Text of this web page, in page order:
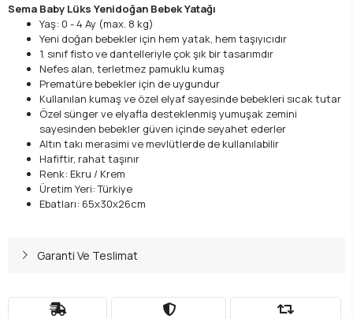
Sema Baby Lüks Yenidoğan Bebek Yatağı
Yaş: 0 - 4 Ay (max. 8 kg)
Yeni doğan bebekler için hem yatak, hem taşıyıcıdır
1. sınıf fisto ve dantelleriyle çok şık bir tasarımdır
Nefes alan, terletmez pamuklu kumaş
Prematüre bebekler için de uygundur
Kullanılan kumaş ve özel elyaf sayesinde bebekleri sıcak tutar
Özel sünger ve elyafla desteklenmiş yumuşak zemini
sayesinden bebekler güven içinde seyahet ederler
Altın takı merasimi ve mevlütlerde de kullanılabilir
Hafiftir, rahat taşınır
Renk: Ekru / Krem
Üretim Yeri: Türkiye
Ebatları: 65x30x26cm
Garanti Ve Teslimat